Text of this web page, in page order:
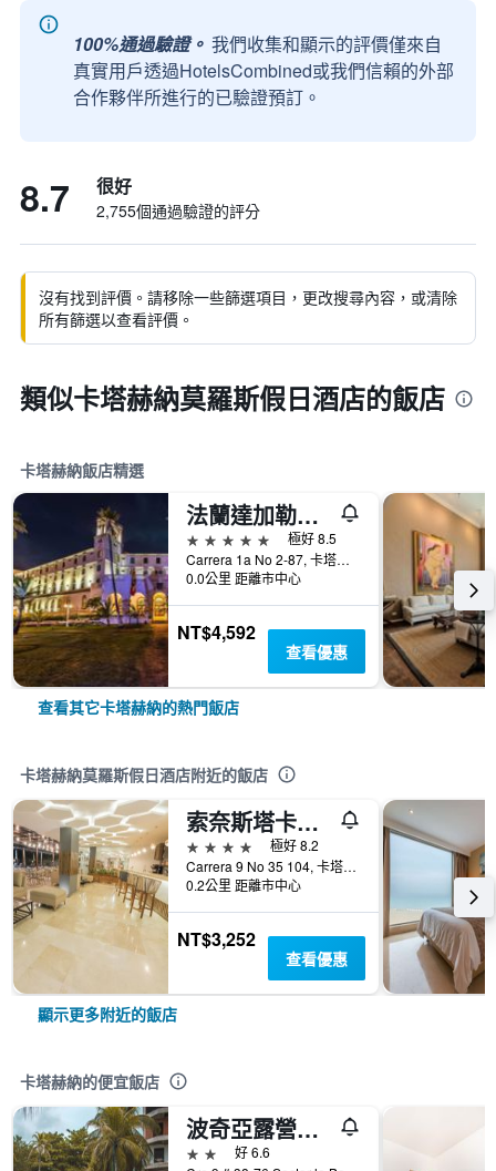
100%通過驗證。 我們收集和顯示的評價僅來自
真實用戶透過HotelsCombined或我們信賴的外部
合作夥伴所進行的已驗證預訂。
8.7 很好
2,755個通過驗證的評分
沒有找到評價。請移除一些篩選項目，更改搜尋內容，或清除
所有篩選以查看評價。
類似卡塔赫納莫羅斯假日酒店的飯店
卡塔赫納飯店精選
法蘭達加勒比酒店 - 喀他基那
5星級
極好 8.5
Carrera 1a No 2-87, 卡塔赫納, 哥倫比亞
0.0公里 距離市中心
NT$4,592
查看優惠
查看其它卡塔赫納的熱門飯店
卡塔赫納莫羅斯假日酒店附近的飯店
索奈斯塔卡塔赫納酒店
4星級
極好 8.2
Carrera 9 No 35 104, 卡塔赫納, 哥倫比亞
0.2公里 距離市中心
NT$3,252
查看優惠
顯示更多附近的飯店
卡塔赫納的便宜飯店
波奇亞露營酒店 - 喀他基那
2星級
好 6.6